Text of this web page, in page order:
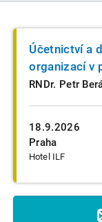
18.9.2026
Praha
Hotel ILF
Účetnictví a
organizací v
RNDr. Petr